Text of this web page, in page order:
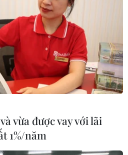
vừa được vay với lãi
1%/năm